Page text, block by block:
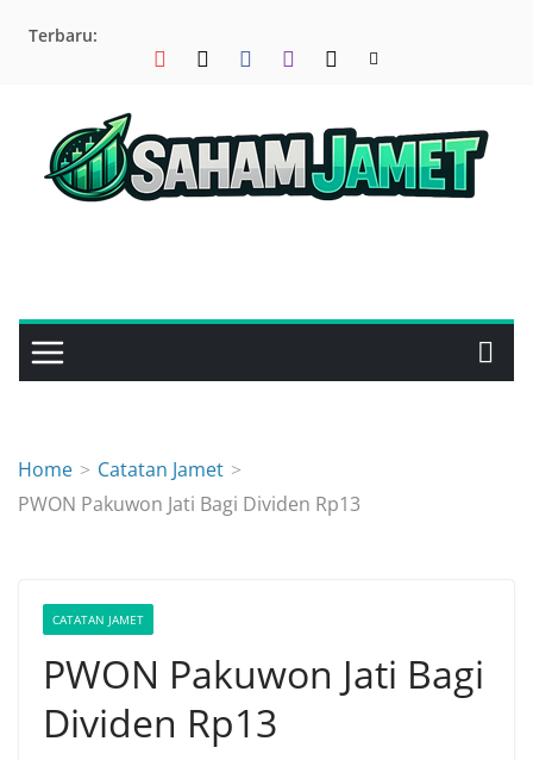
Terbaru:
Home
Catatan Jamet
PWON Pakuwon Jati Bagi Dividen Rp13
CATATAN JAMET
PWON Pakuwon Jati Bagi
Dividen Rp13